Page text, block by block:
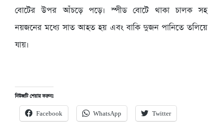
বোটের উপর আঁচড়ে পড়ে। স্পীড বোটে থাকা চালক সহ
নয়জনের মধ্যে সাত আহত হয় এবং বাকি দুজন পানিতে তলিয়ে
যায়।
নিউজটি শেয়ার করুনঃ
Facebook WhatsApp Twitter